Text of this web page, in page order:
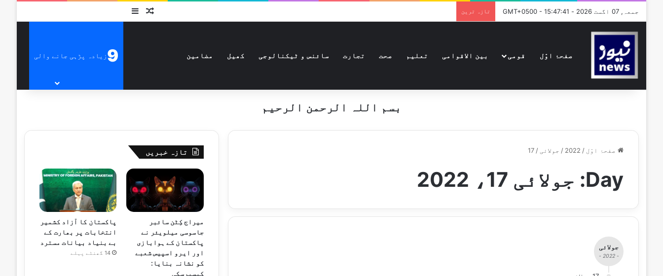
جمعہ, 07 اگست 2026 - GMT+0500 - 15:47:41 تازہ ترین متفرق
صفحۂ اوّل قومی بین الاقوامی تعلیم صحت تجارت سائنس و ٹیکنالوجی کھیل مضامین 9زیادہ پڑہی جانے والی
بسم اللہ الرحمن الرحیم
صفحۂ اوّل /
2022
/ جولائی /
17
Day: جولائی 17، 2022
جولائی
- 2022 -
تازہ خبریں
میراج کِٹن سائبر
جاسوسی میلویئر نے
پاکستان کے ہوابازی
اور ایرو اسپیس شعبے
کو نشانہ بنایا:
کیسپرسکی
پاکستان کا آزاد کشمیر
انتخابات پر بھارت کے
بے بنیاد بیانات مسترد
14 گھنٹے پہلے